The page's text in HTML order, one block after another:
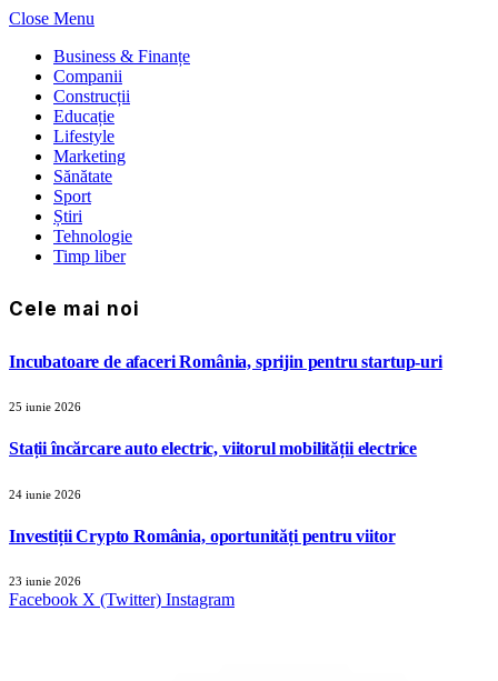
Close Menu
Business & Finanțe
Companii
Construcții
Educație
Lifestyle
Marketing
Sănătate
Sport
Știri
Tehnologie
Timp liber
Cele mai noi
Incubatoare de afaceri România, sprijin pentru startup-uri
25 iunie 2026
Stații încărcare auto electric, viitorul mobilității electrice
24 iunie 2026
Investiții Crypto România, oportunități pentru viitor
23 iunie 2026
Facebook X (Twitter) Instagram